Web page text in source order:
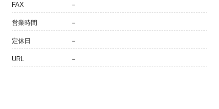
FAX －
営業時間 －
定休日 －
URL －